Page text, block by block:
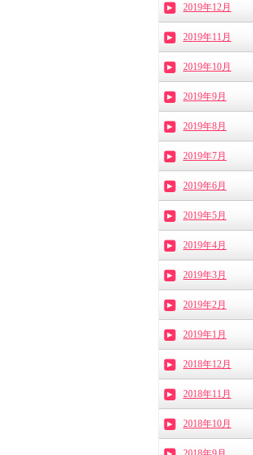
2019年12月
2019年11月
2019年10月
2019年9月
2019年8月
2019年7月
2019年6月
2019年5月
2019年4月
2019年3月
2019年2月
2019年1月
2018年12月
2018年11月
2018年10月